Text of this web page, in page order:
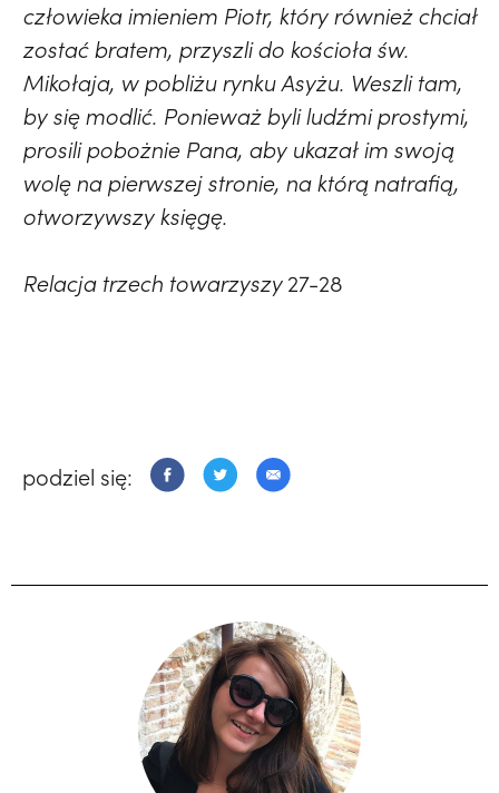
człowieka imieniem Piotr, który również chciał
zostać bratem, przyszli do kościoła św.
Mikołaja, w pobliżu rynku Asyżu. Weszli tam,
by się modlić. Ponieważ byli ludźmi prostymi,
prosili pobożnie Pana, aby ukazał im swoją
wolę na pierwszej stronie, na którą natrafią,
otworzywszy księgę.
Relacja trzech towarzyszy27-28
podziel się: